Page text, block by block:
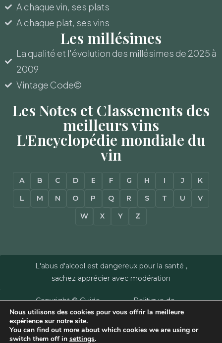
A chaque vin, ses plats
A chaque plat, ses vins
Les millésimes
La qualité et l'évolution des millésimes de 2025 à
2009
Vintage Code©
Les Notes et Classements des
meilleurs vins
L'Encyclopédie mondiale du
vin
A B C D E F G H I J
K
L
M N O P Q R S T U
V
W
X Y Z
L'abus d'alcool est dangereux pour la santé ,
sachez apprécier avec modération
Copyright © Guide
des Vins - Sas
Millésimes et
Dussert-Gerber -
Politique de
confidentialité–
Nous utilisons des cookies pour vous offrir la meilleure
expérience sur notre site.
You can find out more about which cookies we are using or
switch them off in settings.